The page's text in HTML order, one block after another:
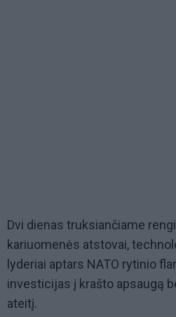
Dvi dienas truksiančiame
kariuomenės atstovai,
lyderiai aptars NATO rytinio
investicijas į krašto apsaugą
ateitį.